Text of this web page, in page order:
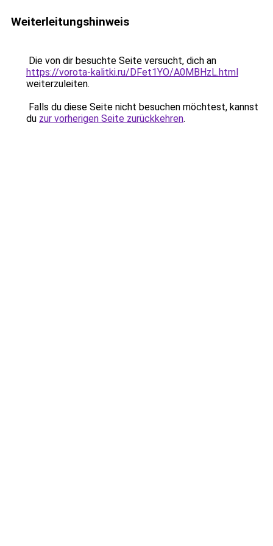
Weiterleitungshinweis
Die von dir besuchte Seite versucht, dich an
https://vorota-kalitki.ru/DFet1YO/A0MBHzL.html
weiterzuleiten.
Falls du diese Seite nicht besuchen möchtest, kannst
du zur vorherigen Seite zurückkehren.